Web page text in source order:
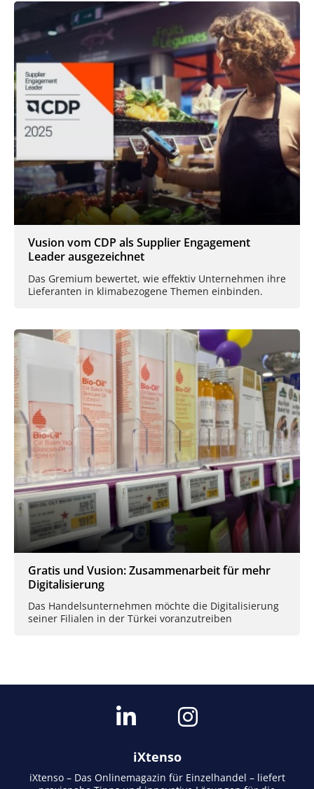
Vusion vom CDP als Supplier Engagement
Leader ausgezeichnet
Das Gremium bewertet, wie effektiv Unternehmen ihre
Lieferanten in klimabezogene Themen einbinden.
Gratis und Vusion: Zusammenarbeit für mehr
Digitalisierung
Das Handelsunternehmen möchte die Digitalisierung
seiner Filialen in der Türkei voranzutreiben
iXtenso
iXtenso – Das Onlinemagazin für Einzelhandel – liefert